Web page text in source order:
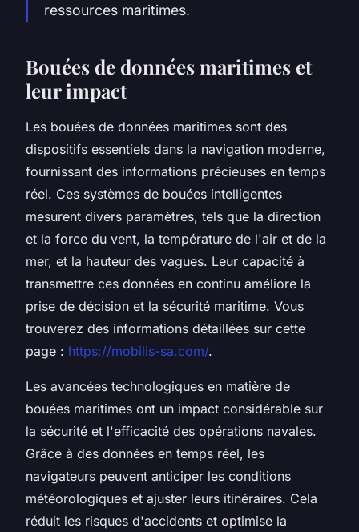
ressources maritimes.
Bouées de données maritimes et
leur impact
Les bouées de données maritimes sont des
dispositifs essentiels dans la navigation moderne,
fournissant des informations précieuses en temps
réel. Ces systèmes de bouées intelligentes
mesurent divers paramètres, tels que la direction
et la force du vent, la température de l'air et de la
mer, et la hauteur des vagues. Leur capacité à
transmettre ces données en continu améliore la
prise de décision et la sécurité maritime. Vous
trouverez des informations détaillées sur cette
page : https://mobilis-sa.com/.
Les avancées technologiques en matière de
bouées maritimes ont un impact considérable sur
la sécurité et l'efficacité des opérations navales.
Grâce à des données en temps réel, les
navigateurs peuvent anticiper les conditions
météorologiques et ajuster leurs itinéraires. Cela
réduit les risques d'accidents et optimise la